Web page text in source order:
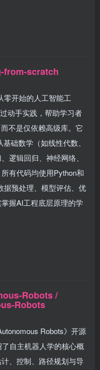
from-scratch
零开始的人工智能工
动手实践，帮助学习者
不是仅依赖高级库。它
础数学（如线性代数、
逻辑回归、神经网络、
有代码均使用Python和
据预处理、模型评估、优
握AI工程底层原理的学
Robots /
Robots
Robots》开源
自主机器人学的核心概
、控制、路径规划与导